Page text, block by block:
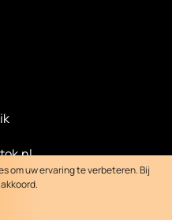
om uw ervaring te verbeteren. Bij